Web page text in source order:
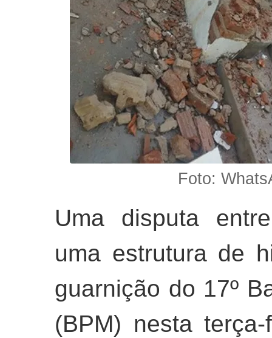
Foto:
Uma disputa
uma estrutura de
guarnição do 17º
(BPM) nesta